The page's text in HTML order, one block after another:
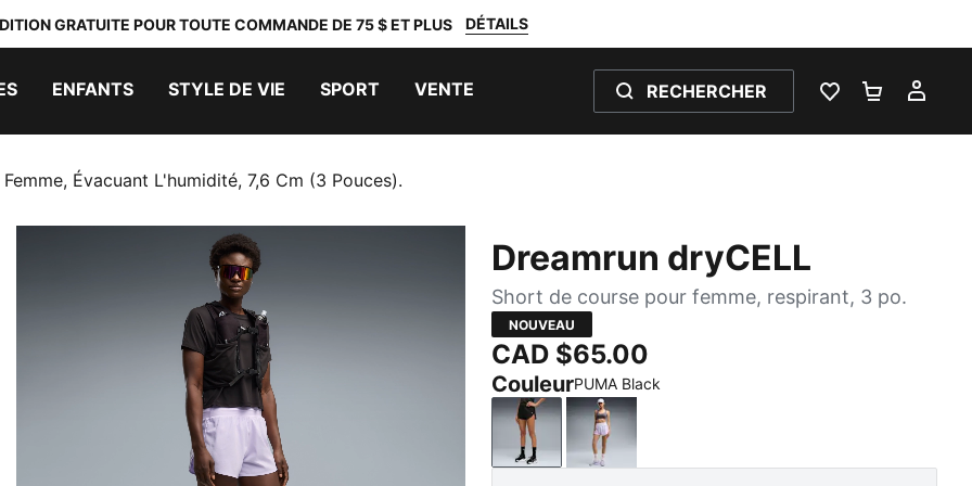
GRATUITE POUR TOUTE COMMANDE DE 75 $ ET PLUS DÉTAILS
ENFANTS STYLE DE VIE SPORT VENTE RECHERCHER
LISTE DEPANIER 0
Évacuant L'humidité, 7,6 Cm (3 Pouces).
Dreamrun dryCELL
Short de course pour femme, respirant, 3 po.
NOUVEAU
CAD $65.00
CouleurPUMA Black
PUMA BlackLight Lavender